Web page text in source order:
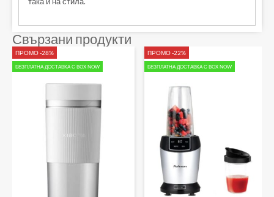
Свързани продукти
ПРОМО -28%
БЕЗПЛАТНА ДОСТАВКА С BOX NOW
ПРОМО -22%
БЕЗПЛАТНА ДОСТАВКА С BOX NOW